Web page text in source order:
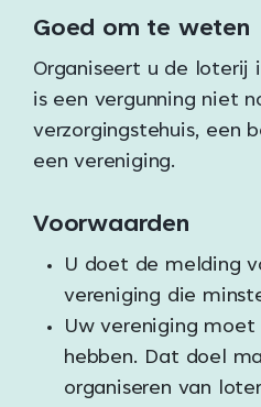
Goed om te weten
Organiseert u de loterij
is een vergunning niet
verzorgingstehuis, een
een vereniging.
Voorwaarden
U doet de melding
vereniging die
Uw vereniging
hebben. Dat doel
organiseren van